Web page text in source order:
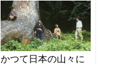
かつて日本の山々に